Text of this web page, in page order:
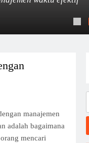
manajemen
adalah bagaimana
mencari